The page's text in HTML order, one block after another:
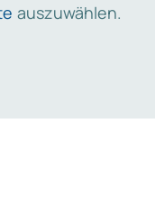
auszuwählen.